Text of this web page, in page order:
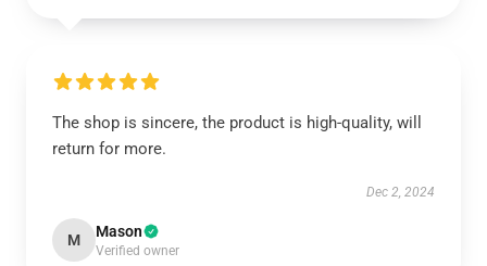
The shop is sincere, the product is high-quality, will
return for more.
Dec 2, 2024
M Mason
Verified owner